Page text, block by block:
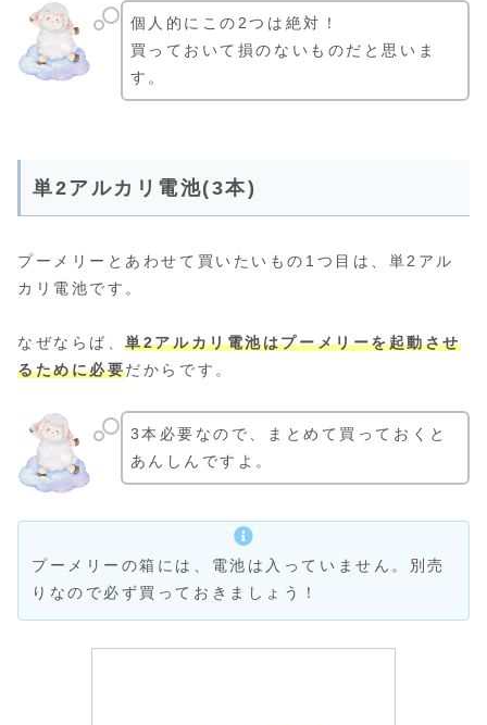
個人的にこの2つは絶対！
買っておいて損のないものだと思いま
す。
単2アルカリ電池(3本)
プーメリーとあわせて買いたいもの1つ目は、単2アル
カリ電池です。
なぜならば、単2アルカリ電池はプーメリーを起動させ
るために必要だからです。
3本必要なので、まとめて買っておくと
あんしんですよ。
プーメリーの箱には、電池は入っていません。別売
りなので必ず買っておきましょう！